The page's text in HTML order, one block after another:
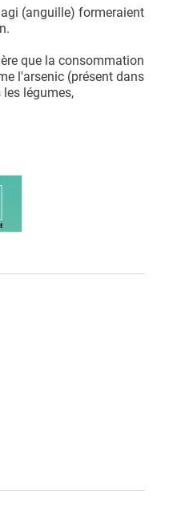
(anguille) formeraient
que la consommation
l'arsenic (présent dans
légumes,